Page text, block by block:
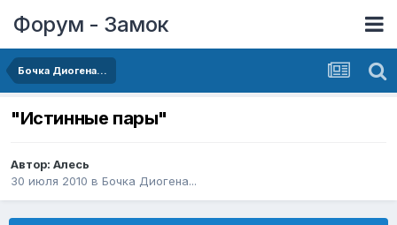
Форум - Замок
Бочка Диогена...
"Истинные пары"
Автор: Алесь
30 июля 2010 в Бочка Диогена...